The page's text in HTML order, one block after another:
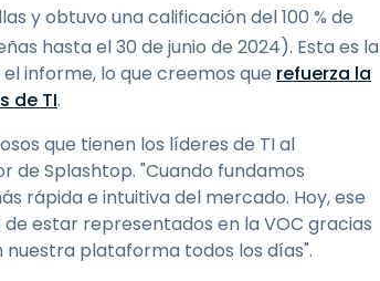
y obtuvo una calificación del 100 % de
hasta el 30 de junio de 2024). Esta es la
informe, lo que creemos que refuerza la
de TI.
que tienen los líderes de TI al
de Splashtop. "Cuando fundamos
rápida e intuitiva del mercado. Hoy, ese
estar representados en la VOC gracias
nuestra plataforma todos los días".